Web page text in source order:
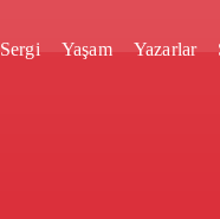
Sergi Yaşam Yazarlar